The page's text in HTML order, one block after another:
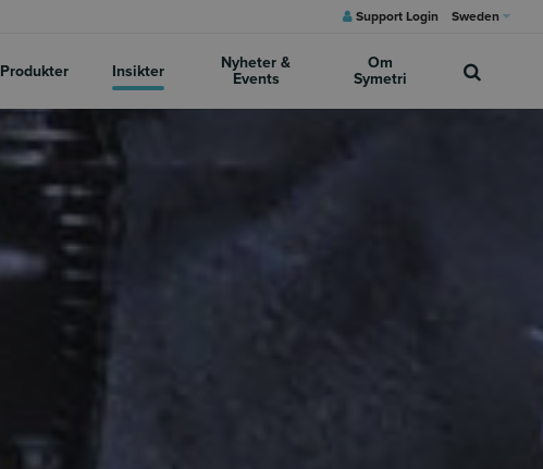
Support Login Sweden
Produkter Insikter
Nyheter &
Events
Om
Symetri